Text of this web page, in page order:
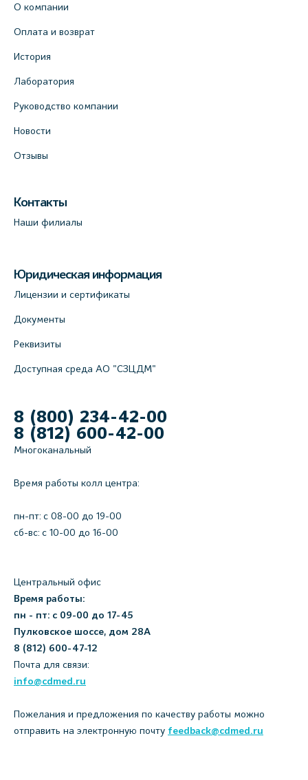
О компании
Оплата и возврат
История
Лаборатория
Руководство компании
Новости
Отзывы
Контакты
Наши филиалы
Юридическая информация
Лицензии и сертификаты
Документы
Реквизиты
Доступная среда АО "СЗЦДМ"
8 (800) 234-42-00
8 (812) 600-42-00
Многоканальный
Время работы колл центра:
пн-пт: c 08-00 до 19-00
сб-вс: с 10-00 до 16-00
Центральный офис
Время работы:
пн - пт: с 09-00 до 17-45
Пулковское шоссе, дом 28А
8 (812) 600-47-12
Почта для связи:
info@cdmed.ru
Пожелания и предложения по качеству работы можно
отправить на электронную почту feedback@cdmed.ru